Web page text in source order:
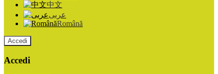
中文
عربى
Română
Accedi
Accedi